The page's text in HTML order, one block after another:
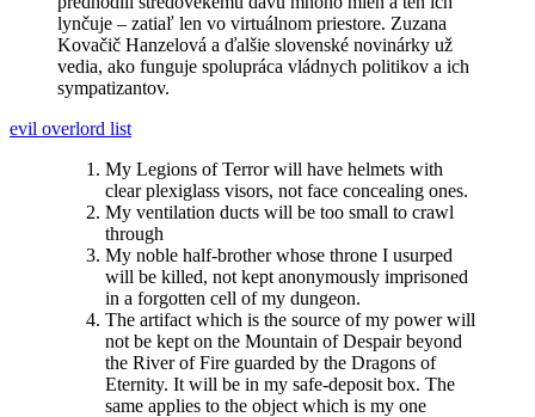
lynčuje – zatiaľ len vo virtuálnom priestore. Zuzana
Kovačič Hanzelová a ďalšie slovenské novinárky už
vedia, ako funguje spolupráca vládnych politikov a ich
sympatizantov.
evil overlord list
My Legions of Terror will have helmets with
clear plexiglass visors, not face concealing ones.
My ventilation ducts will be too small to crawl
through
My noble half-brother whose throne I usurped
will be killed, not kept anonymously imprisoned
in a forgotten cell of my dungeon.
The artifact which is the source of my power will
not be kept on the Mountain of Despair beyond
the River of Fire guarded by the Dragons of
Eternity. It will be in my safe-deposit box. The
same applies to the object which is my one